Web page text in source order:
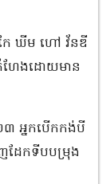
កែ ឃីម ហៅ វ័នឌី
ហែងដោយមាន
៣ អ្នកបើកកង់បី
ដែកទីបបម្រុង